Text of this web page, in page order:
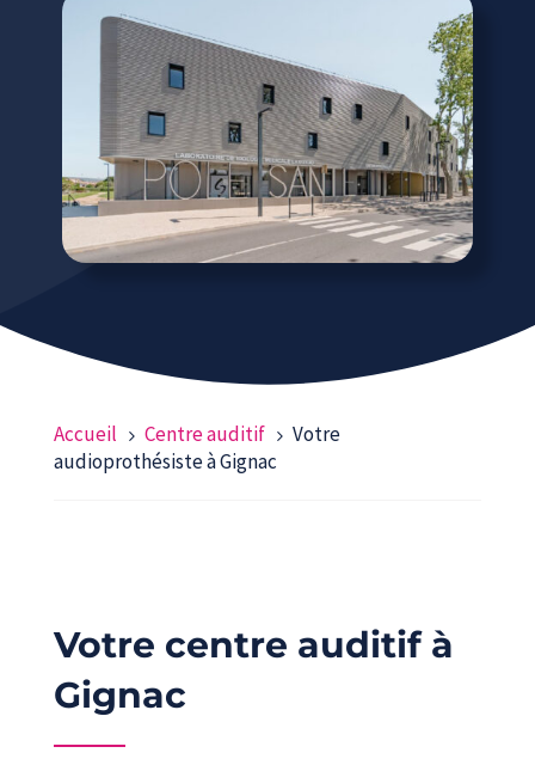
Accueil 5 Centre auditif 5 Votre
audioprothésiste à Gignac
Votre centre auditif à
Gignac